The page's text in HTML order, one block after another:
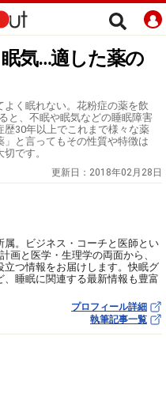
気…適した薬の
よく眠れない。花粉症の薬を飲
と、不眠や眠気などの睡眠障害
30年以上でこれまで様々な薬
と言ってもその性質や特徴は
です。
更新日： 2018年02月28日
属。ビジネス・コーチと医師とい
画と医学・生理学の両面から、
つ情報をお届けします。快眠グ
、睡眠に関連する最新情報も豊富
プロフィール詳細
執筆記事一覧